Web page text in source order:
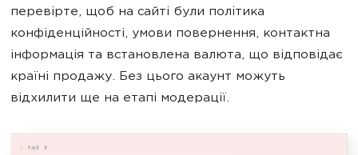
перевірте, щоб на сайті були політика
конфіденційності, умови повернення, контактна
інформація та встановлена валюта, що відповідає
країні продажу. Без цього акаунт можуть
відхилити ще на етапі модерації.